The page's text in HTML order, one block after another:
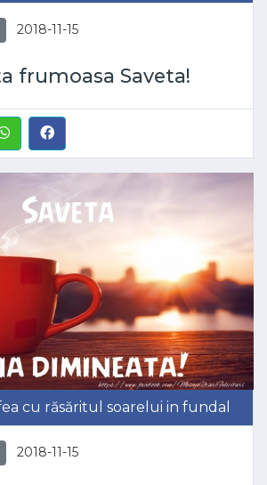
2018-11-15
frumoasa Saveta!
cu răsăritul soarelui in fundal
2018-11-15